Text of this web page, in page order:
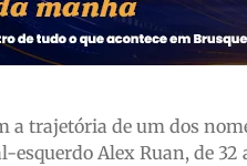
a trajetória de um dos
esquerdo Alex Ruan, de